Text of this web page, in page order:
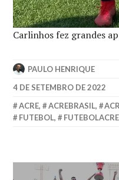
Carlinhos fez grandes
PAULO HENRIQUE
4 DE SETEMBRO DE 2022
ACRE, ACREBRASIL,
FUTEBOL,